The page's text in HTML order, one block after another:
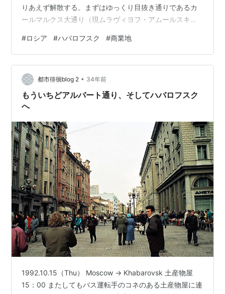
りあえず解散する。まずはゆっくり目抜き通りであるカ
ールマルクス大通り（現ムラヴィヨフ・アムールスキー
く。白ロシア系の人が多いので金髪や栗毛の人が多く、
その髪は太陽の光を白く反射する。これは日本人の髪の
毛ではなかなか見られない景色だ。 カールマルクス大通
り Google Map 今日は暖かく、金曜日の午後で大通りは
人通りも多かった。前回、車中から見たときは日曜の夕
方で人影がほと…
#ロシア #ハバロフスク #商業地
都市徘徊blog 2 • 34年前
もういちどアルバート通り、そしてハバロフスク
へ
1992.10.15（Thu） Moscow → Khabarovsk 土産物屋
15：00 またしてもバス運転手のコネのある土産物屋に連